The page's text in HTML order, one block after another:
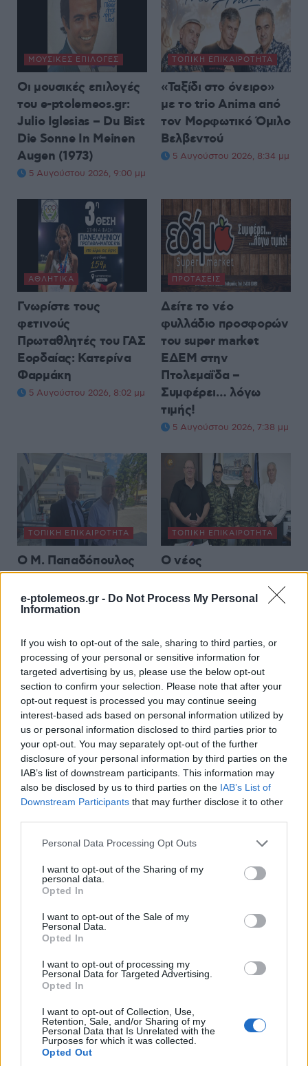
e-ptolemeos.gr - Do Not Process My Personal
Information
If you wish to opt-out of the sale, sharing to third parties, or
processing of your personal or sensitive information for
targeted advertising by us, please use the below opt-out
section to confirm your selection. Please note that after your
opt-out request is processed you may continue seeing
interest-based ads based on personal information utilized by
us or personal information disclosed to third parties prior to
your opt-out. You may separately opt-out of the further
disclosure of your personal information by third parties on the
IAB’s list of downstream participants. This information may
also be disclosed by us to third parties on the IAB’s List of
Downstream Participants that may further disclose it to other
Please note that this website/app uses one or more Google
not limited to your visit or usage behaviour. You may click to
grant or deny consent to Google and its third-party tags to
use your data for below specified purposes in below Google
consent section.
Personal Data Processing Opt Outs
I want to opt-out of the Sharing of my
personal data.
Opted In
I want to opt-out of the Sale of my
Personal Data.
Opted In
I want to opt-out of processing my
Personal Data for Targeted Advertising.
Opted In
I want to opt-out of Collection, Use,
Retention, Sale, and/or Sharing of my
Personal Data that Is Unrelated with the
Purposes for which it was collected.
Opted Out
ΜΟΥΣΙΚΈΣ ΕΠΙΛΟΓΈΣ
Οι μουσικές επιλογές
του e-ptolemeos.gr:
Julio Iglesias – Du Bist
Die Sonne In Meinen
Augen (1973)
5 Αυγούστου 2026, 9:00 μμ
ΤΟΠΙΚΉ ΕΠΙΚΑΙΡΌΤΗΤΑ
«Ταξίδι στο όνειρο»
με το trio Anima από
τον Μορφωτικό Όμιλο
Βελβεντού
5 Αυγούστου 2026, 8:34 μμ
ΑΘΛΗΤΙΚΆ
Γνωρίστε τους
φετινούς
Πρωταθλητές του ΓΑΣ
Εορδαίας: Κατερίνα
Φαρμάκη
5 Αυγούστου 2026, 8:02 μμ
ΠΡΟΤΆΣΕΙΣ
Δείτε το νέο
φυλλάδιο προσφορών
του super market
ΕΔΕΜ στην
Πτολεμαΐδα –
Συμφέρει… λόγω
τιμής!
5 Αυγούστου 2026, 7:38 μμ
ΤΟΠΙΚΉ ΕΠΙΚΑΙΡΌΤΗΤΑ
Ο Μ. Παπαδόπουλος
για την επίσκεψη του
Γ. Φλωρίδη και την
υπογραφή της
ανακαίνιση της
Στέγης Ανηλίκων
Κοζάνης
5 Αυγούστου 2026, 7:35 μμ
ΤΟΠΙΚΉ ΕΠΙΚΑΙΡΌΤΗΤΑ
Ο νέος
Στρατοπεδάρχης του
Στρατοπέδου
5 Αυγούστου 2026, 7:00 μμ